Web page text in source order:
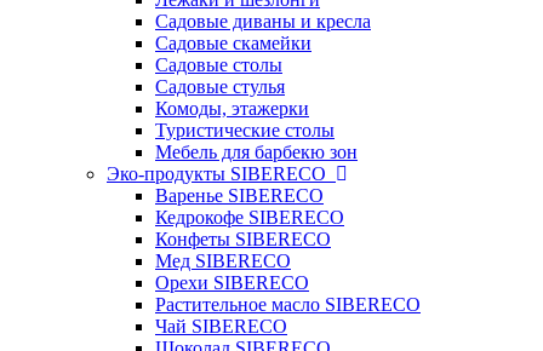
Садовые диваны и кресла
Садовые скамейки
Садовые столы
Садовые стулья
Комоды, этажерки
Туристические столы
Мебель для барбекю зон
Эко-продукты SIBERECO
Варенье SIBERECO
Кедрокофе SIBERECO
Конфеты SIBERECO
Мед SIBERECO
Орехи SIBERECO
Растительное масло SIBERECO
Чай SIBERECO